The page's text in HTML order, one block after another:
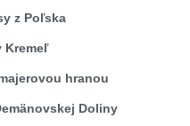
z Poľska
Kremeľ
hranou
Doliny